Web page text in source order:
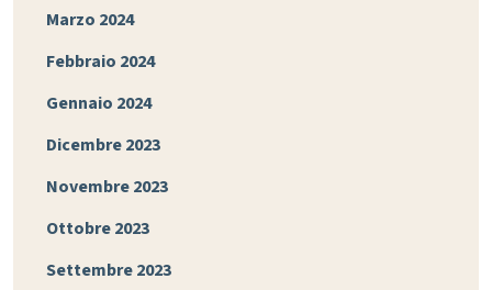
Marzo 2024
Febbraio 2024
Gennaio 2024
Dicembre 2023
Novembre 2023
Ottobre 2023
Settembre 2023